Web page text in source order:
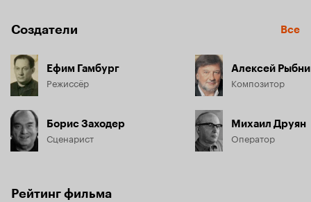
Создатели Все
Ефим Гамбург
Режиссёр
Борис Заходер
Сценарист
Алексей
Композитор
Михаил Друян
Оператор
Рейтинг фильма